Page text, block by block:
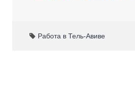
e
s
Работа в Тель-Авиве